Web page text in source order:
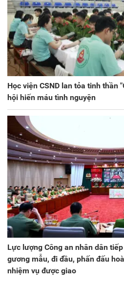
Học viện CSND lan tỏa tinh thần
hội hiến máu tình nguyện
Lực lượng Công an nhân dân
gương mẫu, đi đầu, phấn đấu
nhiệm vụ được giao